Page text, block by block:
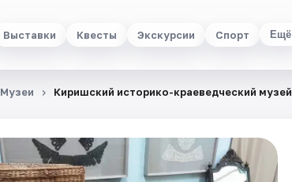
Выставки Квесты Экскурсии Спорт Ещё
Музеи Киришский историко-краеведческий музей